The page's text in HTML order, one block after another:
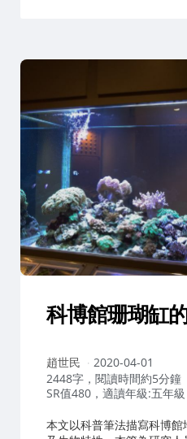
科博館珊瑚缸
作
者：
趙世民
2020-04-01
2448字，閱讀時間約5分鐘
SR值480，適讀年級:五年級
本文以科普筆法描寫科博